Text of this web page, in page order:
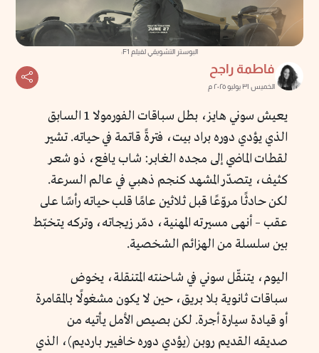
البوستر التشويقي لفيلم F1:
فاطمة راجح
الخميس ٣١ يوليو ٢٠٢٥ م
يعيش سوني هايز، بطل سباقات الفورمولا 1 السابق
الذي يؤدي دوره براد بيت، فترةً قاتمة في حياته. تشير
لقطات الماضي إلى مجده الغابر: شاب يافع، ذو شعر
كثيف، يتصدّر المشهد كنجم ذهبي في عالم السرعة.
لكن حادثًا مروّعًا قبل ثلاثين عامًا قلب حياته رأسًا على
عقب – أنهى مسيرته المهنية، دمّر زيجاته، وتركه يتخبّط
بين سلسلة من الهزائم الشخصية.
اليوم، يتنقّل سوني في شاحنته المتنقلة، يخوض
سباقات ثانوية بلا بريق، حين لا يكون مشغولًا بالمقامرة
أو قيادة سيارة أجرة. لكن بصيص الأمل يأتيه من
صديقه القديم روبن (يؤدي دوره خافيير بارديم)، الذي